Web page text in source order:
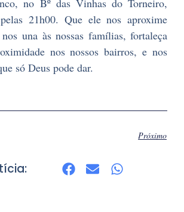
no Bº das Vinhas do Torneiro,
21h00. Que ele nos aproxime
una às nossas famílias, fortaleça
nos nossos bairros, e nos
só Deus pode dar.
Próximo